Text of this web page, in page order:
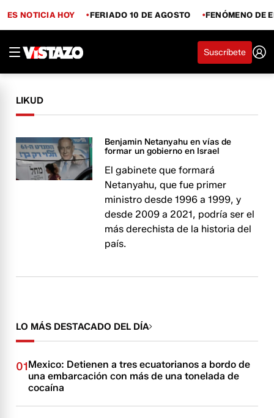
ES NOTICIA HOY FERIADO 10 DE AGOSTO FENÓMENO DE
Suscríbete
LIKUD
Benjamin Netanyahu en vías de
formar un gobierno en Israel
El gabinete que formará
Netanyahu, que fue primer
ministro desde 1996 a 1999, y
desde 2009 a 2021, podría ser el
más derechista de la historia del
país.
LO MÁS DESTACADO DEL DÍA
01Mexico: Detienen a tres ecuatorianos a bordo de
una embarcación con más de una tonelada de
cocaína